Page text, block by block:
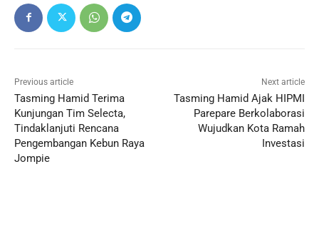
Previous article
Tasming Hamid Terima
Kunjungan Tim Selecta,
Tindaklanjuti Rencana
Pengembangan Kebun Raya
Jompie
Next article
Tasming Hamid Ajak HIPMI
Parepare Berkolaborasi
Wujudkan Kota Ramah
Investasi